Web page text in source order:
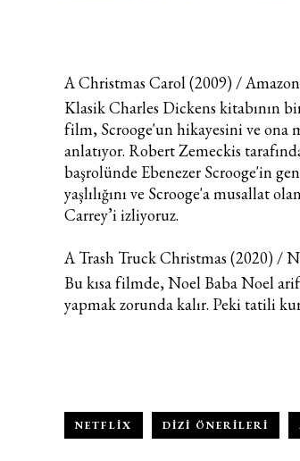
A Christmas Carol (2009) /
Klasik Charles Dickens kitabının
film, Scrooge'un hikayesini ve ona
anlatıyor. Robert Zemeckis
başrolünde Ebenezer Scrooge'in
yaşlılığını ve Scrooge'a musallat
Carrey’i izliyoruz.
A Trash Truck Christmas (2020) /
Bu kısa filmde, Noel Baba Noel
yapmak zorunda kalır. Peki tatili
NETFLIX DIZI ÖNERILERI